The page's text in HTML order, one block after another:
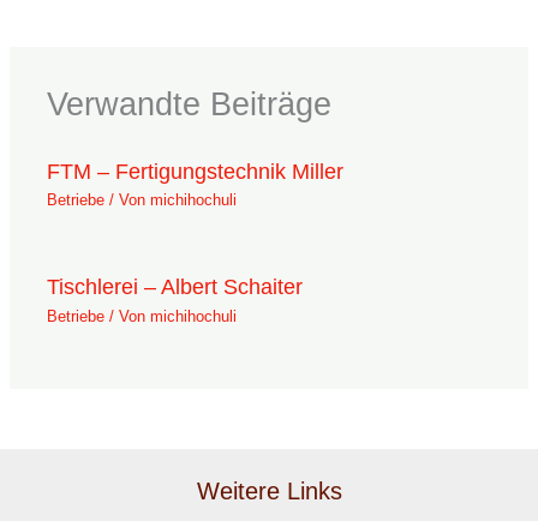
Verwandte Beiträge
FTM – Fertigungstechnik Miller
Betriebe / Vonmichihochuli
Tischlerei – Albert Schaiter
Betriebe / Vonmichihochuli
Weitere Links